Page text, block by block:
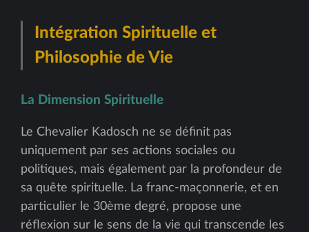
Intégration Spirituelle et
Philosophie de Vie
La Dimension Spirituelle
Le Chevalier Kadosch ne se définit pas
uniquement par ses actions sociales ou
politiques, mais également par la profondeur de
sa quête spirituelle. La franc-maçonnerie, et en
particulier le 30ème degré, propose une
réflexion sur le sens de la vie qui transcende les